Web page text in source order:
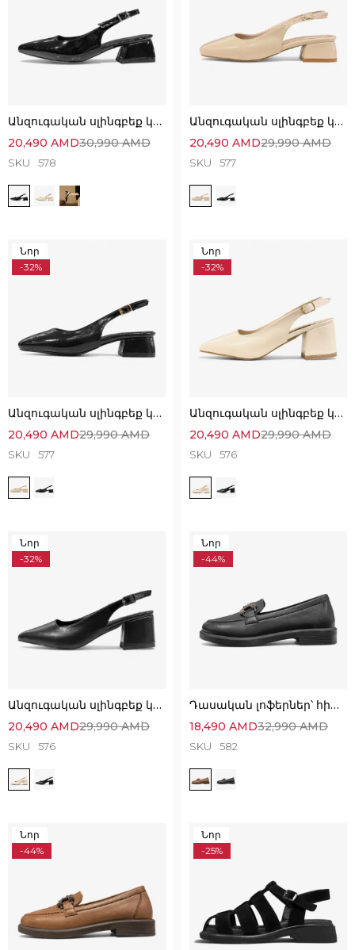
Անզուգական սլինգբեք կոշիկներ՝ նուրբ և էլեգանտ
30,990AMD
20,490 AMD
SKU 578
Անզուգական սլինգբեք կոշիկներ՝ նուրբ և էլեգանտ
29,990AMD
20,490 AMD
SKU 577
Նոր
-32%
Անզուգական սլինգբեք կոշիկներ՝ նուրբ և էլեգանտ
29,990AMD
20,490 AMD
SKU 577
Նոր
-32%
Անզուգական սլինգբեք կոշիկներ՝ նուրբ և հարմարավետ
29,990AMD
20,490 AMD
SKU 576
Նոր
-32%
Անզուգական սլինգբեք կոշիկներ՝ նուրբ և հարմարավետ
29,990AMD
20,490 AMD
SKU 576
Նոր
-44%
Դասական լոֆերներ՝ հիանալի ընտրություն
32,990AMD
18,490 AMD
SKU 582
Նոր
-44%
Նոր
-25%